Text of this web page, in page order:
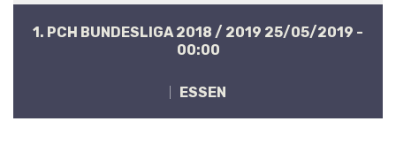
1. PCH BUNDESLIGA 2018 / 2019 25/05/2019 -
00:00
ESSEN